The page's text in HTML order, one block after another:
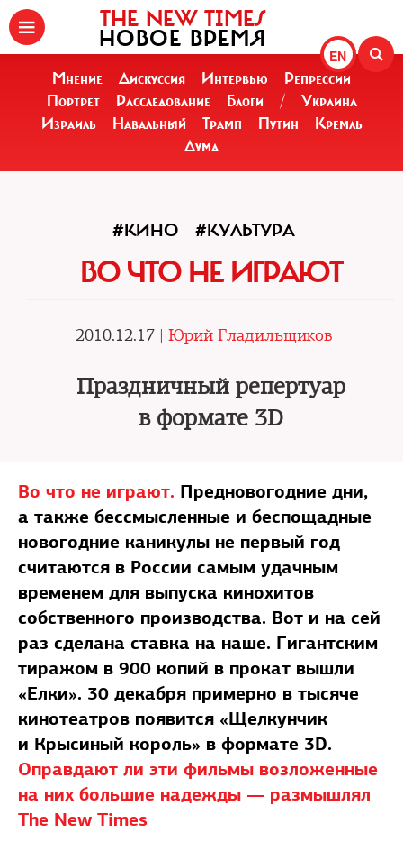
EN
THE NEW TIMES
НОВОЕ ВРЕМЯ
Мнение Дискуссия Интервью
Репрессии
Портрет
Расследование Блоги /
Украина
Израиль
Навальный Трамп Путин
Кремль
Дума
#КИНО #КУЛЬТУРА
ВО ЧТО НЕ ИГРАЮТ
2010.12.17 | Юрий Гладильщиков
Праздничный репертуар
в формате 3D
Во что не играют. Предновогодние дни,
а также бессмысленные и беспощадные
новогодние каникулы не первый год
считаются в России самым удачным
временем для выпуска кинохитов
собственного производства. Вот и на сей
раз сделана ставка на наше. Гигантским
тиражом в 900 копий в прокат вышли
«Елки». 30 декабря примерно в тысяче
кинотеатров появится «Щелкунчик
и Крысиный король» в формате 3D.
Оправдают ли эти фильмы возложенные
на них большие надежды — размышлял
The New Times